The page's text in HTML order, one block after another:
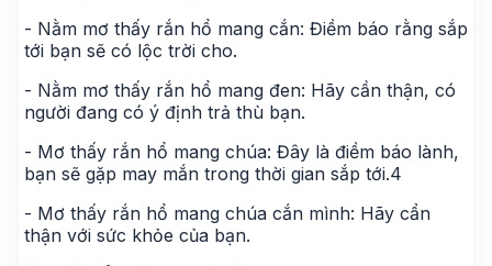
- Nằm mơ thấy rắn hổ mang cắn: Điềm báo rằng sắp
tới bạn sẽ có lộc trời cho.
- Nằm mơ thấy rắn hổ mang đen: Hãy cần thận, có
người đang có ý định trả thù bạn.
- Mơ thấy rắn hổ mang chúa: Đây là điềm báo lành,
bạn sẽ gặp may mắn trong thời gian sắp tới.4
- Mơ thấy rắn hổ mang chúa cắn mình: Hãy cẩn
thận với sức khỏe của bạn.